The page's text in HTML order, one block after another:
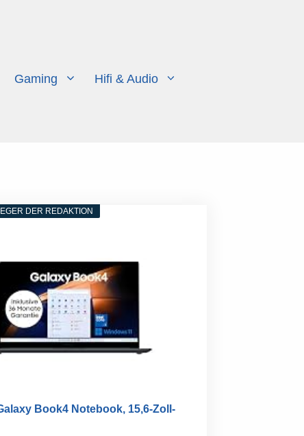
Gaming
Hifi & Audio
DER REDAKTION
Book4 Notebook, 15,6-Zoll-